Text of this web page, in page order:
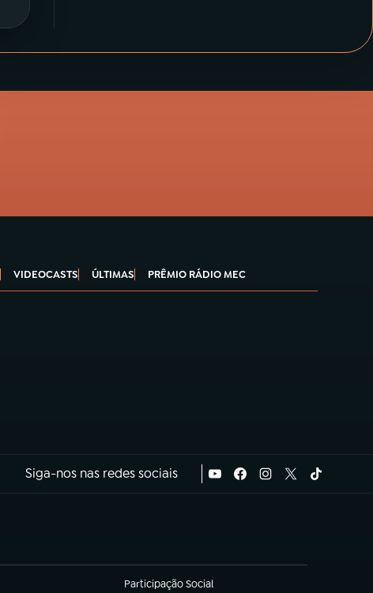
VIDEOCASTS ÚLTIMAS PRÊMIO RÁDIO MEC
Siga-nos nas redes sociais
Participação Social
(abre em nova aba)